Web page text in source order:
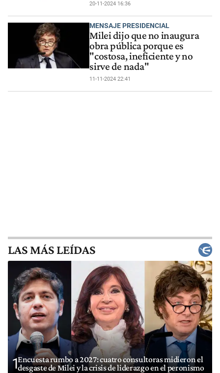
20-11-2024 16:36
MENSAJE PRESIDENCIAL
Milei dijo que no inaugura
obra pública porque es
"costosa, ineficiente y no
sirve de nada"
11-11-2024 22:41
LAS MÁS LEÍDAS
1Encuesta rumbo a 2027: cuatro consultoras midieron el
desgaste de Milei y la crisis de liderazgo en el peronismo